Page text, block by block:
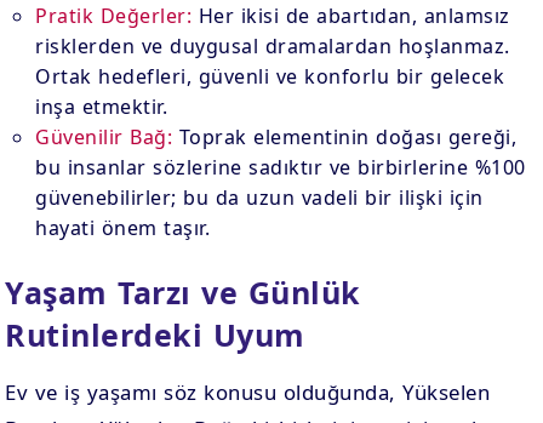
Pratik Değerler: Her ikisi de abartıdan, anlamsız
risklerden ve duygusal dramalardan hoşlanmaz.
Ortak hedefleri, güvenli ve konforlu bir gelecek
inşa etmektir.
Güvenilir Bağ: Toprak elementinin doğası gereği,
bu insanlar sözlerine sadıktır ve birbirlerine %100
güvenebilirler; bu da uzun vadeli bir ilişki için
hayati önem taşır.
Yaşam Tarzı ve Günlük
Rutinlerdeki Uyum
Ev ve iş yaşamı söz konusu olduğunda, Yükselen